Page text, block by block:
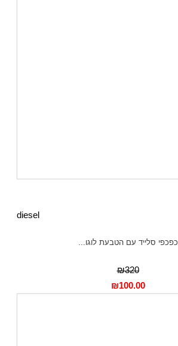
diesel
כפכפי סלייד עם הטבעת לוגו...
₪320
₪100.00